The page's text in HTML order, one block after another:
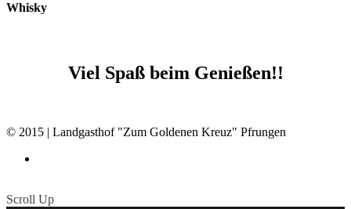
Whisky
Viel Spaß beim Genießen!!
© 2015 | Landgasthof "Zum Goldenen Kreuz" Pfrungen
Scroll Up